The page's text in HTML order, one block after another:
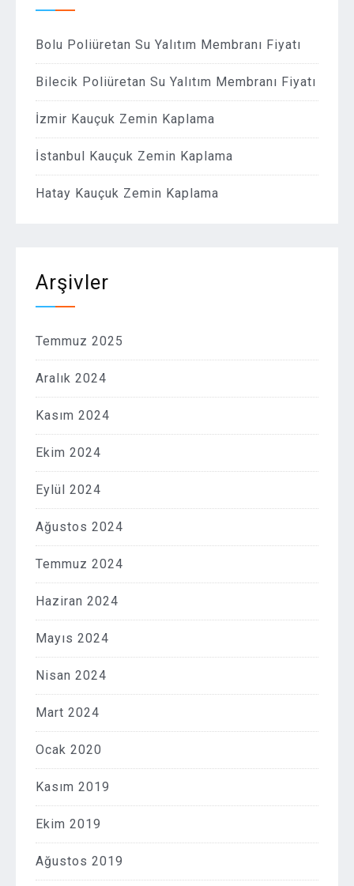
Bolu Poliüretan Su Yalıtım Membranı Fiyatı
Bilecik Poliüretan Su Yalıtım Membranı Fiyatı
İzmir Kauçuk Zemin Kaplama
İstanbul Kauçuk Zemin Kaplama
Hatay Kauçuk Zemin Kaplama
Arşivler
Temmuz 2025
Aralık 2024
Kasım 2024
Ekim 2024
Eylül 2024
Ağustos 2024
Temmuz 2024
Haziran 2024
Mayıs 2024
Nisan 2024
Mart 2024
Ocak 2020
Kasım 2019
Ekim 2019
Ağustos 2019